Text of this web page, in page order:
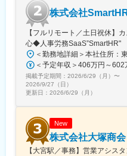
ルアップも促進され、自己
変更の範囲：会社の定める
株式会社
【フルリモート／土日祝休】
心◆人事労務SaaS”SmartHR"
掲載予定期間： 2026/6/29（月） 〜
2026/9/27（日）
更新日： 2026/6/29（月）
New
株式会社大塚商会
【大宮駅／事務】営業アシス